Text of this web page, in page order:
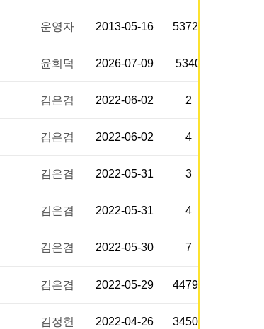
운영자 2013-05-16 53728
윤희덕 2026-07-09 5340
김은겸 2022-06-02 2
김은겸 2022-06-02 4
김은겸 2022-05-31 3
김은겸 2022-05-31 4
김은겸 2022-05-30 7
김은겸 2022-05-29 44799
김정헌 2022-04-26 34509